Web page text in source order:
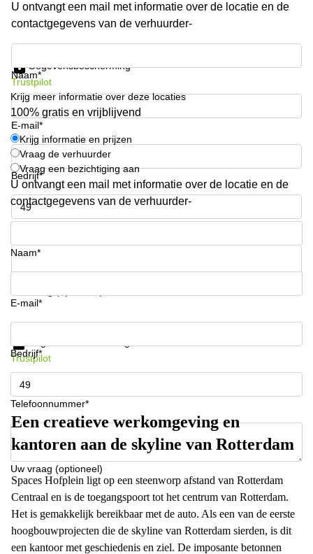
Coworking
space
Breda
Arnhem
Kantoorruimte
in Arnhem
Coworking
space
Hilversum
Coworking
space
Zwolle
Huren
Hengelo
Bedrijfsruimte
Nijmegen
U ontvangt een mail met informatie over de locatie en de
contactgegevens van de verhuurder-
Naam*
E-mail*
Bedrijf*
Telefoonnummer*
Gegevensbescherming
Trustpilot
Krijg meer informatie over deze locaties
100% gratis en vrijblijvend
Krijg informatie en prijzen
Vraag de verhuurder
Vraag een bezichtiging aan
U ontvangt een mail met informatie over de locatie en de
contactgegevens van de verhuurder-
Naam*
E-mail*
Bedrijf*
Telefoonnummer*
Uw vraag (optioneel)
Krijg informatie en prijzen
Trustpilot
Een creatieve werkomgeving en
kantoren aan de skyline van Rotterdam
Spaces Hofplein ligt op een steenworp afstand van Rotterdam
Centraal en is de toegangspoort tot het centrum van Rotterdam.
Het is gemakkelijk bereikbaar met de auto. Als een van de eerste
hoogbouwprojecten die de skyline van Rotterdam sierden, is dit
een kantoor met geschiedenis en ziel. De imposante betonnen